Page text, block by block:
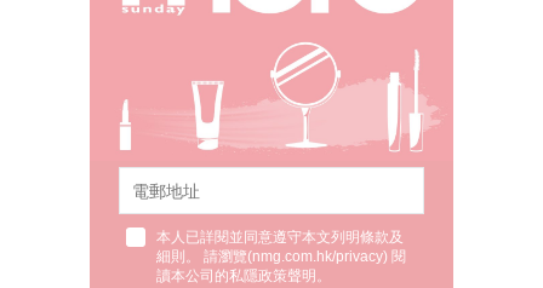
本人已詳閱並同意遵守本文列明條款及
細則。 請瀏覽(nmg.com.hk/privacy) 閱
讀本公司的私隱政策聲明。